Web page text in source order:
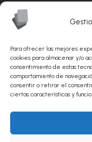
Para ofrecer las mejores
cookies para almacenar y/o
consentimiento de estas
comportamiento de
consentir o retirar el
ciertas características y
Industrial
936 881 538
© Sunflex
PinkStone.